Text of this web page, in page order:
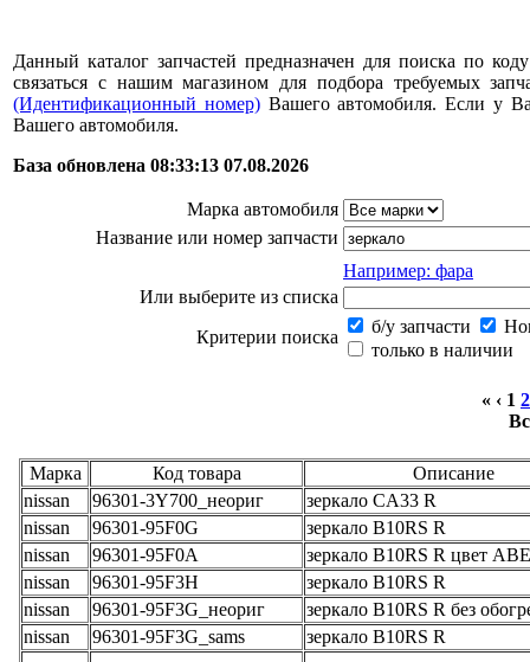
Данный каталог запчастей предназначен для поиска по
связаться с нашим магазином для подбора требуемых
(Идентификационный номер)Вашего автомобиля. Если у
Вашего автомобиля.
База обновлена 08:33:13 07.08.2026
Марка автомобиля
Название или номер запчасти
Например: фара
Или выберите из списка
Критерии поиска
б/у запчасти
только в наличии
« ‹ 1 2
Марка Код товара
Описание
nissan
96301-3Y700_неориг
зеркало CA33 R
nissan
96301-95F0G
зеркало B10RS R
nissan
96301-95F0A
зеркало B10RS R цвет АВЕ
nissan
96301-95F3H
зеркало B10RS R
nissan
96301-95F3G_неориг
зеркало B10RS R без
nissan
96301-95F3G_sams
зеркало B10RS R